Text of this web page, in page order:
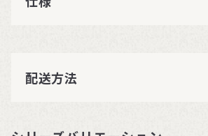
配送方法